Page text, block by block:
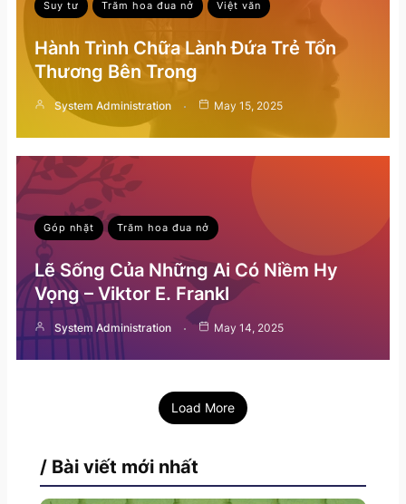
Suy tư Trăm hoa đua nở Việt văn
Hành Trình Chữa Lành Đứa Trẻ Tổn
Thương Bên Trong
System Administration May 15, 2025
Góp nhặt Trăm hoa đua nở
Lẽ Sống Của Những Ai Có Niềm Hy
Vọng – Viktor E. Frankl
System Administration May 14, 2025
Load More
/ Bài viết mới nhất